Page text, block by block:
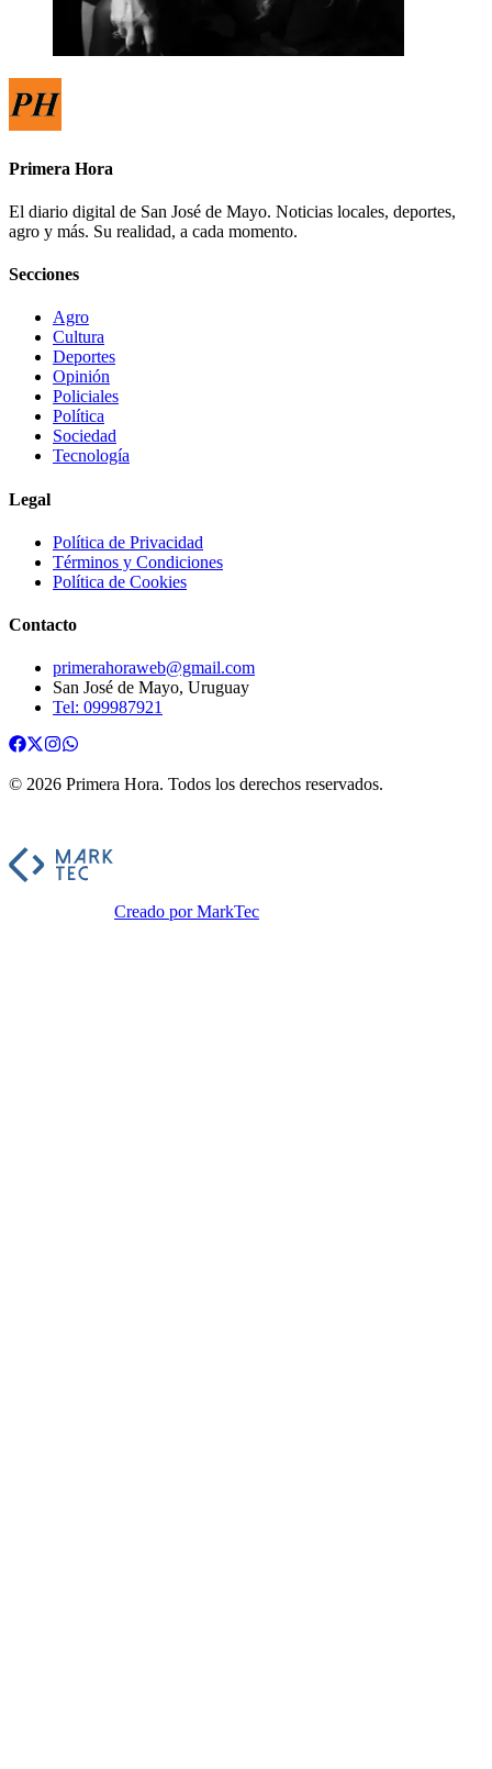
Primera Hora
El diario digital de San José de Mayo. Noticias locales, deportes,
agro y más. Su realidad, a cada momento.
Secciones
Agro
Cultura
Deportes
Opinión
Policiales
Política
Sociedad
Tecnología
Legal
Política de Privacidad
Términos y Condiciones
Política de Cookies
Contacto
primerahoraweb@gmail.com
San José de Mayo, Uruguay
Tel: 099987921
© 2026 Primera Hora. Todos los derechos reservados.
Creado por MarkTec